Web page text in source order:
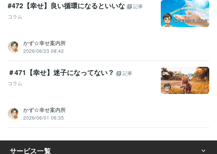
Excel:20年Word:20年PowerPoint:20年WordPress:3年
PowerDirector:10年
悩み相談・カウンセリング
相談について ⭐️人間関係
安心をお届け ⭐️AB型双子座の見方・捉え方・考え方 ⭐️たくさんの失
敗経験が僕の引き出し ⭐️自分の長所・強みを活かす考え方 ⭐️人生を
豊かに！コーチングメニュー各種
⭐️ゆるーい関西弁講座
マイナス思考
住まい・美容・生活相談
室の過ごし方
⭐️美容師と楽しく雑談
#美容師 #美容室 #髪のお悩み #ヘアケア
#シャンプー選び
#472【幸せ】良い循環になるといいな
記事
コラム
かず☆幸せ案内所
2026/06/23 08:42
＃471【幸せ】迷子になってない？
記事
コラム
かず☆幸せ案内所
2026/06/01 06:35